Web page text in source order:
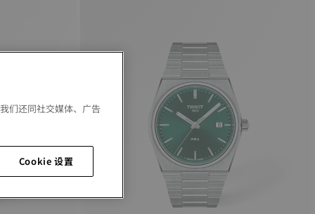
们还同社交媒体、广告
Cookie 设置